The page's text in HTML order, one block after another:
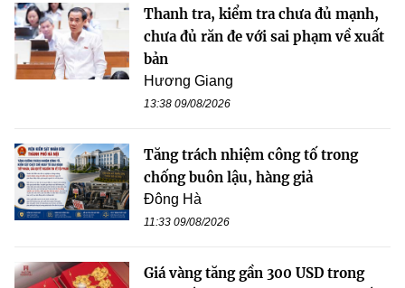
Thanh tra, kiểm tra chưa đủ mạnh,
chưa đủ răn đe với sai phạm về xuất
bản
Hương Giang
13:38 09/08/2026
Tăng trách nhiệm công tố trong
chống buôn lậu, hàng giả
Đông Hà
11:33 09/08/2026
Giá vàng tăng gần 300 USD trong